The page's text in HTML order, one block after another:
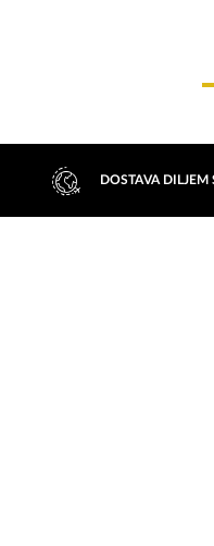
DOSTAVA